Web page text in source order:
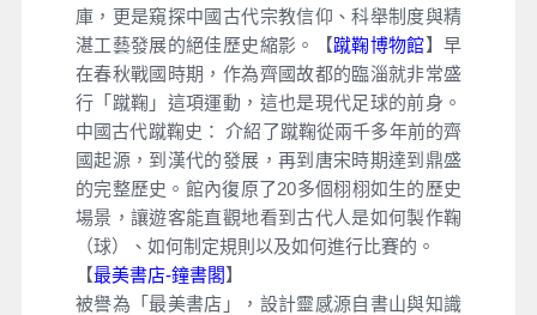
庫，更是窺探中國古代宗教信仰、科舉制度與精
湛工藝發展的絕佳歷史縮影。【蹴鞠博物館】早
在春秋戰國時期，作為齊國故都的臨淄就非常盛
行「蹴鞠」這項運動，這也是現代足球的前身。
中國古代蹴鞠史： 介紹了蹴鞠從兩千多年前的齊
國起源，到漢代的發展，再到唐宋時期達到鼎盛
的完整歷史。館內復原了20多個栩栩如生的歷史
場景，讓遊客能直觀地看到古代人是如何製作鞠
（球）、如何制定規則以及如何進行比賽的。
【最美書店-鐘書閣】
被譽為「最美書店」，設計靈感源自書山與知識